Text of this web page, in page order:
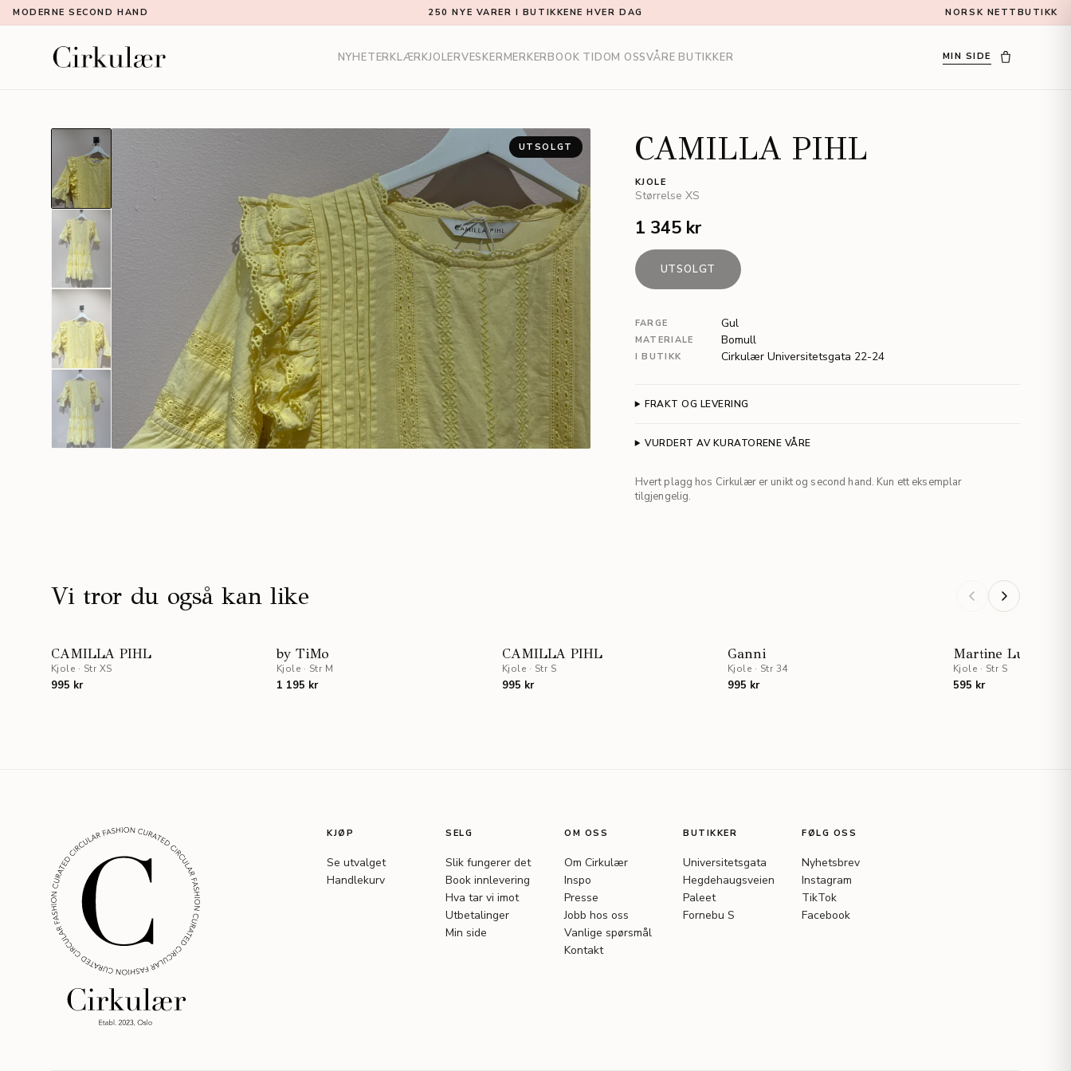
MODERNE SECOND HAND 250 NYE VARER I BUTIKKENE HVER DAG NORSK NETTBUTIKK
NYHETERKLÆRKJOLERVESKERMERKERBOOK TIDOM OSSVÅRE BUTIKKER MIN SIDE
UTSOLGT CAMILLA PIHL
KJOLE
Størrelse XS
1 345 kr
UTSOLGT
FARGE Gul
MATERIALE Bomull
I BUTIKK Cirkulær Universitetsgata 22-24
FRAKT OG LEVERING
VURDERT AV KURATORENE VÅRE
Hvert plagg hos Cirkulær er unikt og second hand. Kun ett eksemplar
tilgjengelig.
Vi tror du også kan like
CAMILLA PIHL
Kjole · Str XS
995 kr
by TiMo
Kjole · Str M
1 195 kr
CAMILLA PIHL
Kjole · Str S
995 kr
Ganni
Kjole · Str 34
995 kr
Martine Lunde x
Kjole · Str S
595 kr
KJØP
Se utvalget
Handlekurv
SELG
Slik fungerer det
Book innlevering
Hva tar vi imot
Utbetalinger
Min side
OM OSS
Om Cirkulær
Inspo
Presse
Jobb hos oss
Vanlige spørsmål
Kontakt
BUTIKKER
Universitetsgata
Hegdehaugsveien
Paleet
Fornebu S
FØLG OSS
Nyhetsbrev
Instagram
TikTok
Facebook